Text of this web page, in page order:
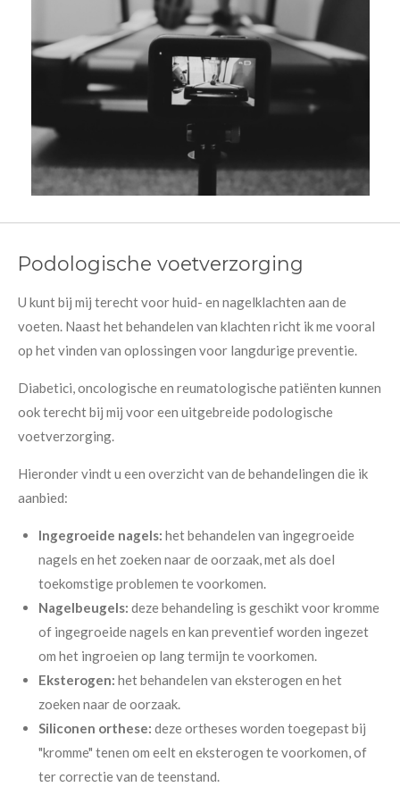
Podologische voetverzorging
U kunt bij mij terecht voor huid- en nagelklachten aan de
voeten. Naast het behandelen van klachten richt ik me vooral
op het vinden van oplossingen voor langdurige preventie.
Diabetici, oncologische en reumatologische patiënten kunnen
ook terecht bij mij voor een uitgebreide podologische
voetverzorging.
Hieronder vindt u een overzicht van de behandelingen die ik
aanbied:
Ingegroeide nagels: het behandelen van ingegroeide
nagels en het zoeken naar de oorzaak, met als doel
toekomstige problemen te voorkomen.
Nagelbeugels: deze behandeling is geschikt voor kromme
of ingegroeide nagels en kan preventief worden ingezet
om het ingroeien op lang termijn te voorkomen.
Eksterogen: het behandelen van eksterogen en het
zoeken naar de oorzaak.
Siliconen orthese: deze ortheses worden toegepast bij
"kromme" tenen om eelt en eksterogen te voorkomen, of
ter correctie van de teenstand.